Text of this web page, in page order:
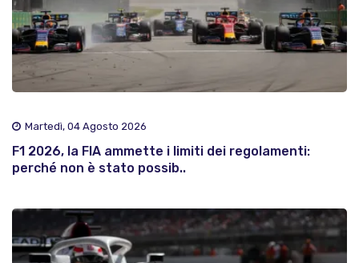
Martedì, 04 Agosto 2026
F1 2026, la FIA ammette i limiti dei regolamenti:
perché non è stato possib..